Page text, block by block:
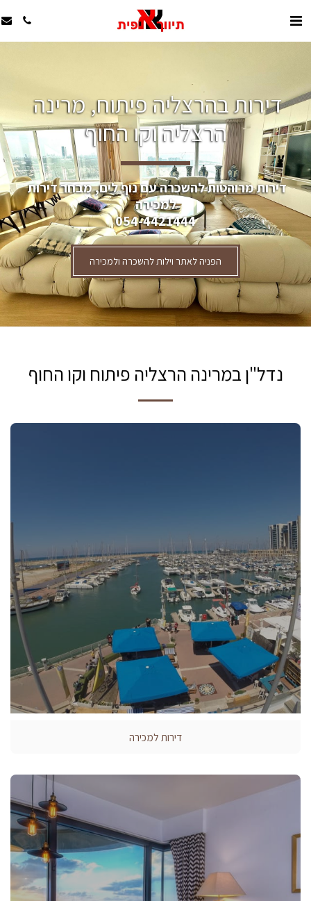
דירות בהרצליה פיתוח, מרינה
הרצליה וקו החוף
דירות מרוהטות להשכרה עם נוף לים, מבחר דירות
למכירה
054-4421444
הפניה לאתר וילות להשכרה ולמכירה
נדל"ן במרינה הרצליה פיתוח וקו החוף
דירות למכירה